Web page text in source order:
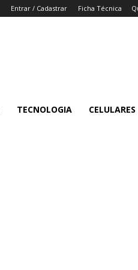
Entrar / Cadastrar Ficha Técnica
TECNOLOGIA CELULARES